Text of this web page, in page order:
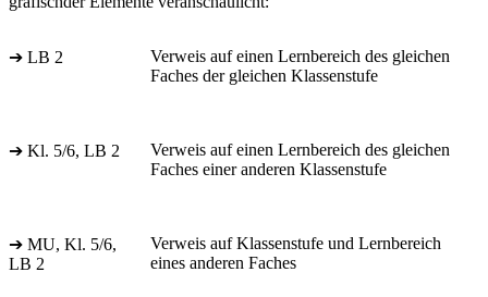
➔ LB 2
Verweis auf einen Lernbereich des gleichen
Faches der gleichen Klassenstufe
➔ Kl. 5/6, LB 2
Verweis auf einen Lernbereich des gleichen
Faches einer anderen Klassenstufe
➔ MU, Kl. 5/6,
LB 2
Verweis auf Klassenstufe und Lernbereich
eines anderen Faches